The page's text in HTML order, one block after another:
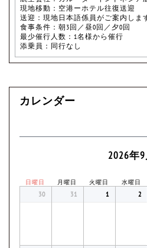
現地移動：空港ーホテル往復送迎
送迎：現地日本語係員がご案内しま
食事条件：朝3回／昼0回／夕0回
最少催行人数：1名様から催行
添乗員：同行なし
カレンダー
2026年9
日曜日 月曜日 火曜日 水曜日
30 31 1 2